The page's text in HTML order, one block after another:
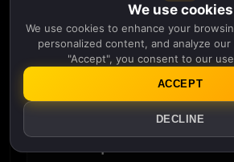
erkenning stuurt, in
het institutionele
We use cookies
We use cookies to enhance your
personalized content, and analyze
"Accept", you consent to our
DECLINE
ACCEPT